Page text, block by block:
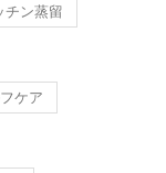
チン蒸留
ケア